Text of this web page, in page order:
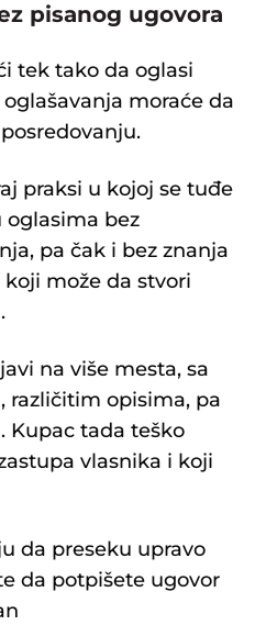
pisanog ugovora
tek tako da oglasi
moraće da
praksi u kojoj se tuđe
bez
pa čak i bez znanja
može da stvori
na više mesta, sa
različitim opisima, pa
Kupac tada teško
vlasnika i koji
da preseku upravo
da potpišete ugovor